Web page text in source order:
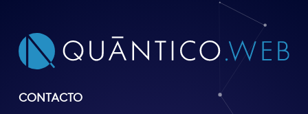
CONTACTO